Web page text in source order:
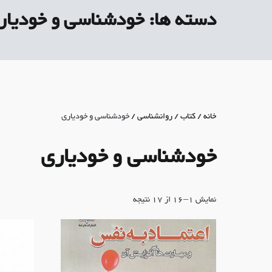
دسته ها:خودشناسی و
خانه/کتاب/روانشناسی/ خودشناسی و خودیاری
خودشناسی و خودیاری
نمایش 1–16 از 17 نتیجه